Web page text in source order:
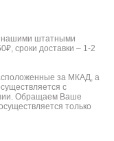
нашими штатными
сроки доставки – 1-2
за МКАД, а
с
Обращаем Ваше
только